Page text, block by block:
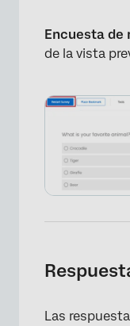
Encuesta de
de la vista
Las